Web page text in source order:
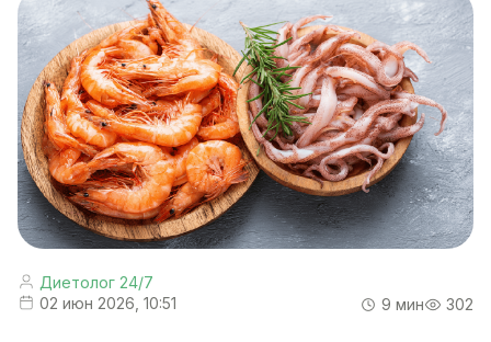
Диетолог 24/7
02 июн 2026, 10:51
9 мин 302